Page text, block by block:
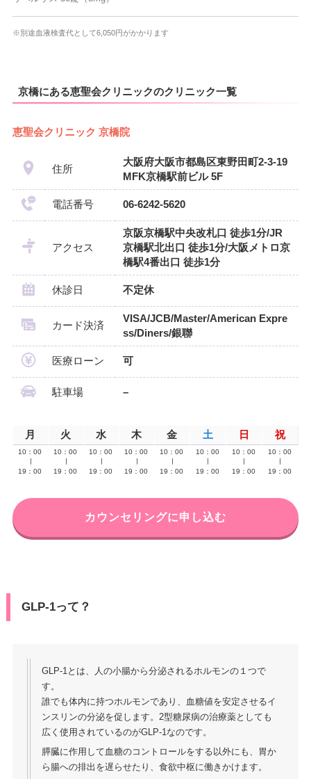
※別途血液検査代として6,050円がかかります
京橋にある恵聖会クリニックのクリニック一覧
恵聖会クリニック 京橋院
住所
大阪府大阪市都島区東野田町2-3-19
MFK京橋駅前ビル 5F
電話番号 06-6242-5620
アクセス
京阪京橋駅中央改札口 徒歩1分/JR
京橋駅北出口 徒歩1分/大阪メトロ京
橋駅4番出口 徒歩1分
休診日 不定休
カード決済
VISA/JCB/Master/American Expre
ss/Diners/銀聯
医療ローン 可
駐車場 –
月 火 水 木 金 土 日 祝
10：00
19：00
10：00
19：00
10：00
19：00
10：00
19：00
10：00
19：00
10：00
19：00
10：00
19：00
10：00
19：00
カウンセリングに申し込む
GLP-1って？
GLP-1とは、人の小腸から分泌されるホルモンの１つで
す。
誰でも体内に持つホルモンであり、血糖値を安定させるイ
ンスリンの分泌を促します。2型糖尿病の治療薬としても
広く使用されているのがGLP-1なのです。
膵臓に作用して血糖のコントロールをする以外にも、胃か
ら腸への排出を遅らせたり、食欲中枢に働きかけます。